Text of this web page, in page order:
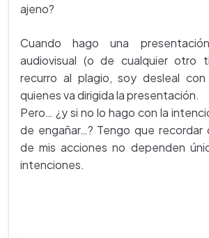
ajeno?
Cuando hago una
audiovisual (o de cualquier otro
recurro al plagio, soy desleal
quienes va dirigida la presentación.
Pero… ¿y si no lo hago con la
de engañar…? Tengo que
de mis acciones no dependen
intenciones.